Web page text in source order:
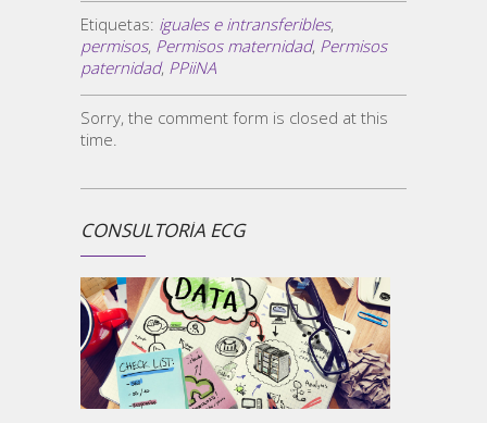
Etiquetas: iguales e intransferibles,
permisos, Permisos maternidad, Permisos
paternidad, PPiiNA
Sorry, the comment form is closed at this
time.
CONSULTORÍA ECG